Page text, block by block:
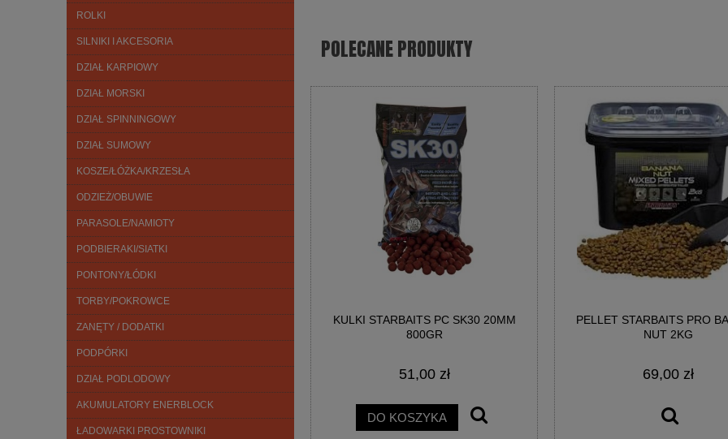
ROLKI
SILNIKI I AKCESORIA
DZIAŁ KARPIOWY
DZIAŁ MORSKI
DZIAŁ SPINNINGOWY
DZIAŁ SUMOWY
KOSZE/ŁÓŻKA/KRZESŁA
ODZIEŻ/OBUWIE
PARASOLE/NAMIOTY
PODBIERAKI/SIATKI
PONTONY/ŁÓDKI
TORBY/POKROWCE
ZANĘTY / DODATKI
PODPÓRKI
DZIAŁ PODLODOWY
AKUMULATORY ENERBLOCK
ŁADOWARKI PROSTOWNIKI
POLECANE PRODUKTY
KULKI STARBAITS PC SK30 20MM
800GR
51,00 zł
DO KOSZYKA
PELLET STARBAITS PRO
NUT 2KG
69,00 zł